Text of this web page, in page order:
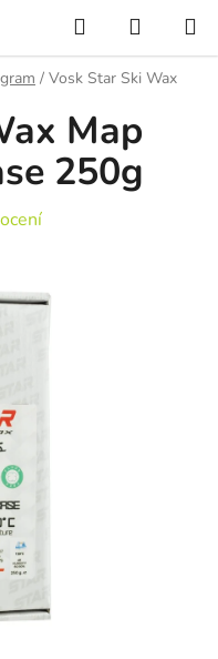
Hledat
/ Vosk Star Ski Wax
Map
250g
z 5 hvězdiček.